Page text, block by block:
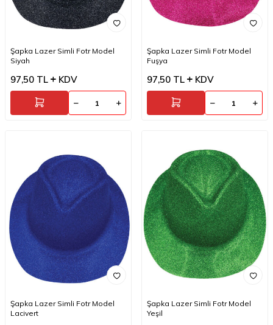
Şapka Lazer Simli Fotr Model
Siyah
97,50 TL KDV
Şapka Lazer Simli Fotr Model
Fuşya
97,50 TL KDV
Şapka Lazer Simli Fotr Model
Lacivert
Şapka Lazer Simli Fotr Model
Yeşil